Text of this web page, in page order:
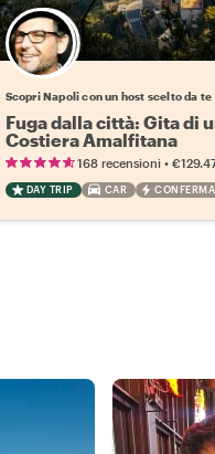
Scegli il tuo local
Scopri Napoli con un host scelto da te
Fuga dalla città: Gita di
Costiera Amalfitana
168 recensioni•
DAY TRIP CAR